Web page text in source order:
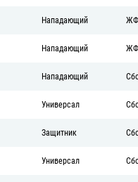
Нападающий
Нападающий
Нападающий
Универсал
Защитник
Универсал